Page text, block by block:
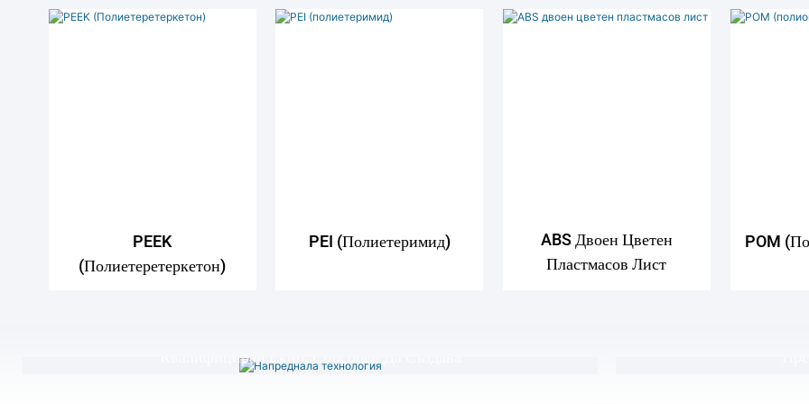
PEEK
(Полиетеретеркетон)
PEI (полиетеримид)
ABS Двоен Цветен
Пластмасов Лист
POM
Напреднала Технология
Квалифициран Екип, Способен Да Създава